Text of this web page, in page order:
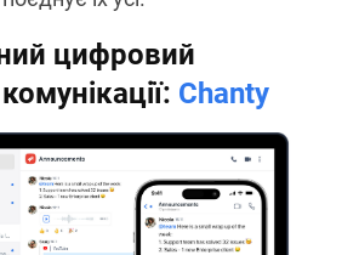
цифровий
Chanty